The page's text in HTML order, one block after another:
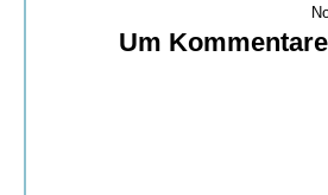
Um